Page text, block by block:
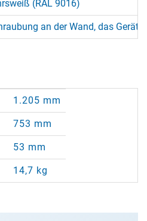
(RAL 9016)
an der Wand, das Gerät
1.205 mm
753 mm
53 mm
14,7 kg